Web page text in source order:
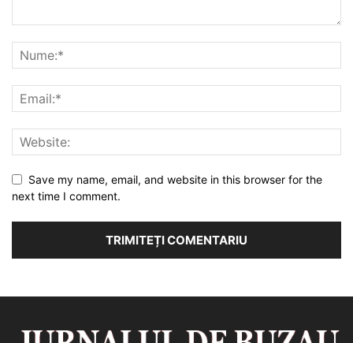
Save my name, email, and website in this browser for the
next time I comment.